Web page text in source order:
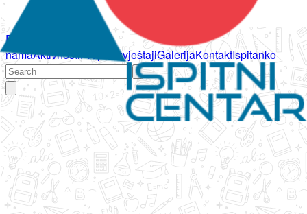
Početna
namaAktivnostiPropisi IzvještajiGalerijaKontaktIspitanko